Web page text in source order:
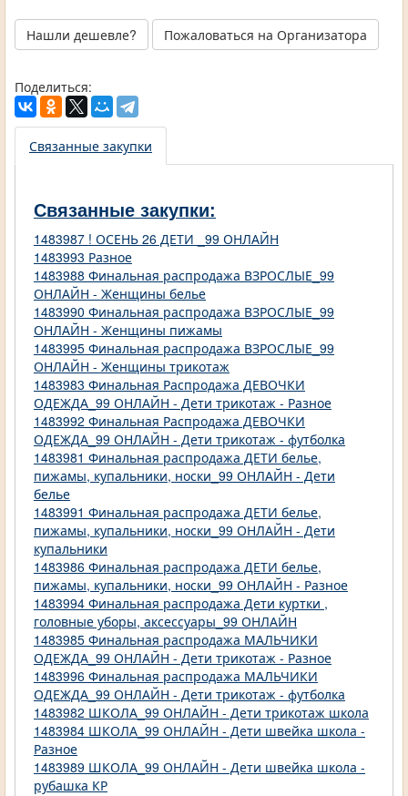
Нашли дешевле? Пожаловаться на Организатора
Поделиться:
Связанные закупки
Связанные закупки:
1483987 ! ОСЕНЬ 26 ДЕТИ _99 ОНЛАЙН
1483993 Разное
1483988 Финальная распродажа ВЗРОСЛЫЕ_99
ОНЛАЙН - Женщины белье
1483990 Финальная распродажа ВЗРОСЛЫЕ_99
ОНЛАЙН - Женщины пижамы
1483995 Финальная распродажа ВЗРОСЛЫЕ_99
ОНЛАЙН - Женщины трикотаж
1483983 Финальная Распродажа ДЕВОЧКИ
ОДЕЖДА_99 ОНЛАЙН - Дети трикотаж - Разное
1483992 Финальная Распродажа ДЕВОЧКИ
ОДЕЖДА_99 ОНЛАЙН - Дети трикотаж - футболка
1483981 Финальная распродажа ДЕТИ белье,
пижамы, купальники, носки_99 ОНЛАЙН - Дети
белье
1483991 Финальная распродажа ДЕТИ белье,
пижамы, купальники, носки_99 ОНЛАЙН - Дети
купальники
1483986 Финальная распродажа ДЕТИ белье,
пижамы, купальники, носки_99 ОНЛАЙН - Разное
1483994 Финальная распродажа Дети куртки ,
головные уборы, аксессуары_99 ОНЛАЙН
1483985 Финальная распродажа МАЛЬЧИКИ
ОДЕЖДА_99 ОНЛАЙН - Дети трикотаж - Разное
1483996 Финальная распродажа МАЛЬЧИКИ
ОДЕЖДА_99 ОНЛАЙН - Дети трикотаж - футболка
1483982 ШКОЛА_99 ОНЛАЙН - Дети трикотаж школа
1483984 ШКОЛА_99 ОНЛАЙН - Дети швейка школа -
Разное
1483989 ШКОЛА_99 ОНЛАЙН - Дети швейка школа -
рубашка КР